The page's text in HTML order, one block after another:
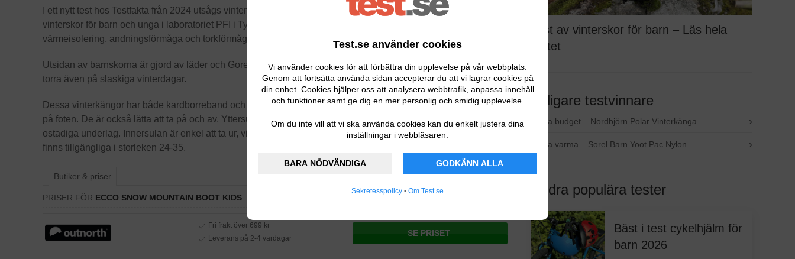
Test.se använder cookies
Vi använder cookies för att förbättra din upplevelse på vår webbplats.
Genom att fortsätta använda sidan accepterar du att vi lagrar cookies på
din enhet. Cookies hjälper oss att analysera webbtrafik, anpassa innehåll
och funktioner samt ge dig en mer personlig och smidig upplevelse.
Om du inte vill att vi ska använda cookies kan du enkelt justera dina
inställningar i webbläsaren.
BARA NÖDVÄNDIGA GODKÄNN ALLA
Sekretesspolicy • Om Test.se
I ett nytt test hos Testfakta från 2024 utsågs vinterskorna åter igen till bäst i test. När Testfakta lät testa nio
vinterskor för barn och unga i laboratoriet PFI i Tyskland, fick Eccos skor betyget 8,7 av 10. Hög vattentäthet,
värmeisolering, andningsförmåga och torkförmåga.
Utsidan av barnskorna är gjord av läder och Gore-tex, vilket gör att de kan hålla ditt barns fötter både varma och
torra även på slaskiga vinterdagar.
Dessa vinterkängor har både kardborreband och en dragsko längst upp på skaftet, vilket gör att de sitter stabilt
på foten. De är också lätta att ta på och av. Yttersulan har ett grovt mönster för att ge ett stadigt grepp även på
ostadiga underlag. Innersulan är enkel att ta ur, vilket gör det smidigt att hålla skorna rena och torra inuti. De
finns tillgängliga i storleken 24-35.
Butiker & priser
PRISER FÖR ECCO SNOW MOUNTAIN BOOT KIDS
Fri frakt över 699 kr
Leverans på 2-4 vardagar
SE PRISET
Test av vinterskor för barn – Läs hela
testet
Tidigare testvinnare
Bästa budget – Nordbjörn Polar Vinterkänga ›
Bästa varma – Sorel Barn Yoot Pac Nylon ›
Andra populära tester
Bäst i test cykelhjälm för
barn 2026